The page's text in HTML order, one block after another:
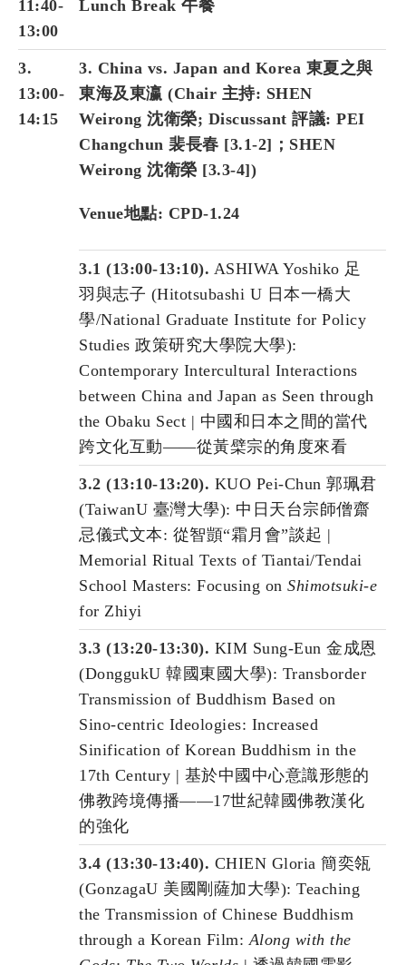
11:40-
13:00
Lunch Break 午餐
3.
13:00-
14:15
3. China vs. Japan and Korea 東夏之與
東海及東瀛 (Chair 主持: SHEN
Weirong 沈衛榮; Discussant 評議: PEI
Changchun 裴長春 [3.1-2]；SHEN
Weirong 沈衛榮 [3.3-4])
Venue地點: CPD-1.24
3.1 (13:00-13:10). ASHIWA Yoshiko 足
羽與志子 (Hitotsubashi U 日本一橋大
學/National Graduate Institute for Policy
Studies 政策研究大學院大學):
Contemporary Intercultural Interactions
between China and Japan as Seen through
the Obaku Sect | 中國和日本之間的當代
跨文化互動——從黃檗宗的角度來看
3.2 (13:10-13:20). KUO Pei-Chun 郭珮君
(TaiwanU 臺灣大學): 中日天台宗師僧齋
忌儀式文本: 從智顗“霜月會”談起 |
Memorial Ritual Texts of Tiantai/Tendai
School Masters: Focusing on Shimotsuki-e
for Zhiyi
3.3 (13:20-13:30). KIM Sung-Eun 金成恩
(DonggukU 韓國東國大學): Transborder
Transmission of Buddhism Based on
Sino-centric Ideologies: Increased
Sinification of Korean Buddhism in the
17th Century | 基於中國中心意識形態的
佛教跨境傳播——17世紀韓國佛教漢化
的強化
3.4 (13:30-13:40). CHIEN Gloria 簡奕瓴
(GonzagaU 美國剛薩加大學): Teaching
the Transmission of Chinese Buddhism
through a Korean Film:Along with the